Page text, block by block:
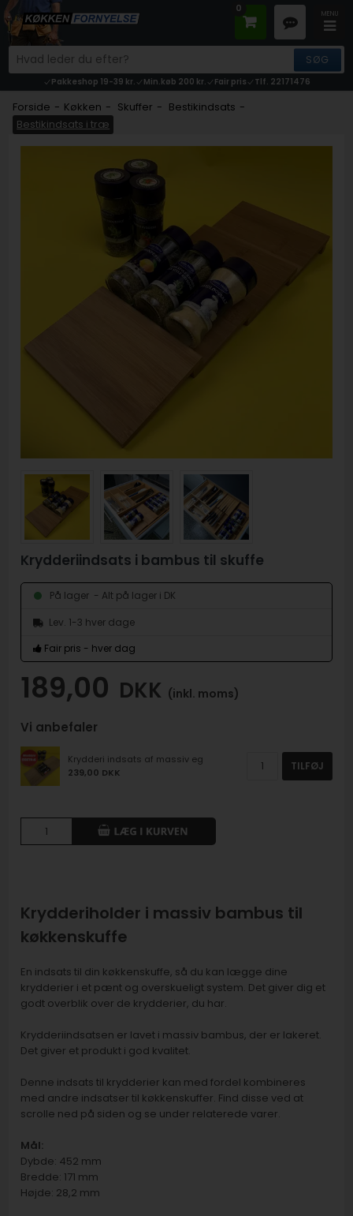
Pakkeshop 19-39 kr. Min.køb 200 kr. Fair pris Tlf. 22171476
0
Forside - Køkken - Skuffer - Bestikindsats -
Bestikindsats i træ
Krydderiindsats i bambus til skuffe
På lager - Alt på lager i DK
Lev. 1-3 hver dage
Fair pris - hver dag
189,00 DKK (inkl. moms)
Vi anbefaler
TILFØJ
Krydderi indsats af massiv eg
239,00 DKK
Krydderiholder i massiv bambus til
køkkenskuffe
En indsats til din køkkenskuffe, så du kan lægge dine
krydderier i et pænt og overskueligt system. Det giver dig et
godt overblik over de krydderier, du har.
Krydderiindsatsen er lavet i massiv bambus, der er lakeret.
Det giver et produkt i god kvalitet.
Denne indsats til krydderier kan med fordel kombineres
med andre indsatser til køkkenskuffer. Find disse ved at
scrolle ned på siden og se under relaterede varer.
Mål:
Dybde: 452 mm
Bredde: 171 mm
Højde: 28,2 mm